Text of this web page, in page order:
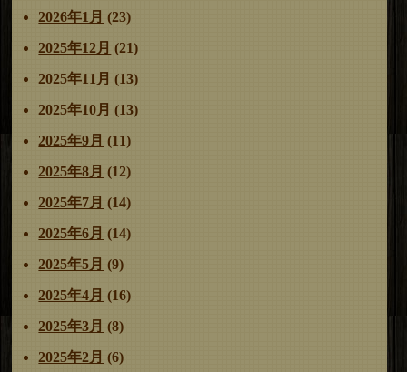
2026年1月 (23)
2025年12月 (21)
2025年11月 (13)
2025年10月 (13)
2025年9月 (11)
2025年8月 (12)
2025年7月 (14)
2025年6月 (14)
2025年5月 (9)
2025年4月 (16)
2025年3月 (8)
2025年2月 (6)